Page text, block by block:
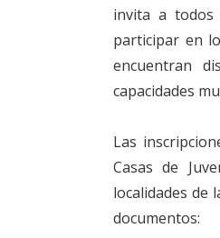
invita a
participar en
encuentran
capacidades
Las
Casas de
localidades de
documentos: